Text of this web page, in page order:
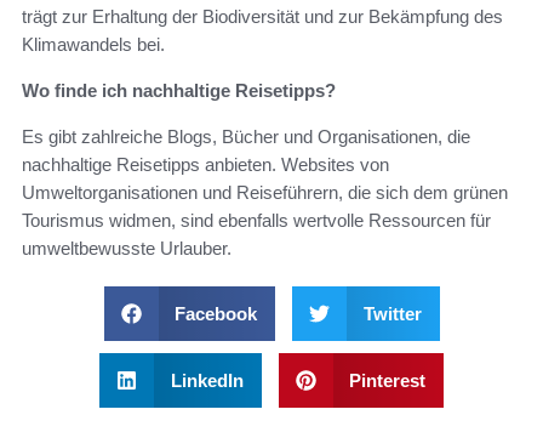
trägt zur Erhaltung der Biodiversität und zur Bekämpfung des
Klimawandels bei.
Wo finde ich nachhaltige Reisetipps?
Es gibt zahlreiche Blogs, Bücher und Organisationen, die
nachhaltige Reisetipps anbieten. Websites von
Umweltorganisationen und Reiseführern, die sich dem grünen
Tourismus widmen, sind ebenfalls wertvolle Ressourcen für
umweltbewusste Urlauber.
Facebook Twitter
LinkedIn Pinterest